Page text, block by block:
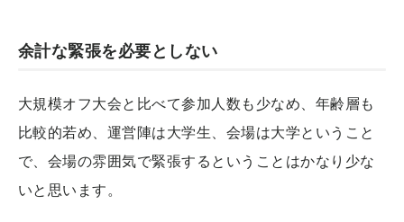
余計な緊張を必要としない
大規模オフ大会と比べて参加人数も少なめ、年齢層も
比較的若め、運営陣は大学生、会場は大学ということ
で、会場の雰囲気で緊張するということはかなり少な
いと思います。